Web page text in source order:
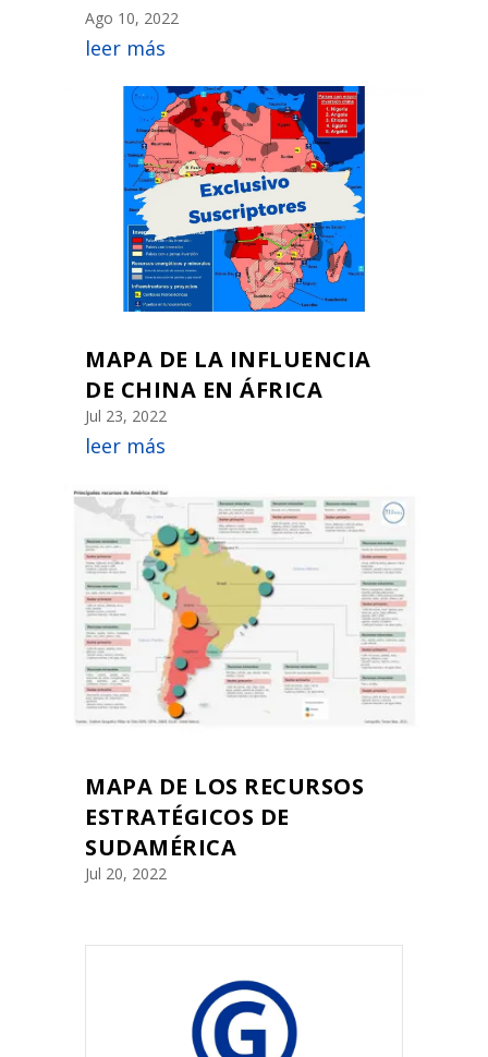
Ago 10, 2022
leer más
MAPA DE LA INFLUENCIA
DE CHINA EN ÁFRICA
Jul 23, 2022
leer más
MAPA DE LOS RECURSOS
ESTRATÉGICOS DE
SUDAMÉRICA
Jul 20, 2022